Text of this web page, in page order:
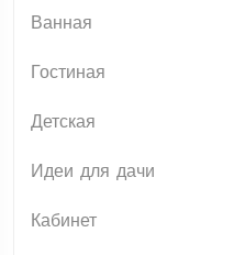
Ванная
Гостиная
Детская
Идеи для дачи
Кабинет